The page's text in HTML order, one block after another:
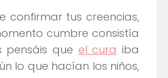
confirmar tus creencias,
cumbre consistía
que el cura iba
lo que hacían los niños,